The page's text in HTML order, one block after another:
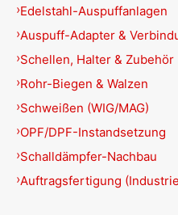
Edelstahl-Auspuffanlagen
Auspuff-Adapter &
Schellen, Halter & Zubehör
Rohr-Biegen & Walzen
Schweißen (WIG/MAG)
OPF/DPF-Instandsetzung
Schalldämpfer-Nachbau
Auftragsfertigung